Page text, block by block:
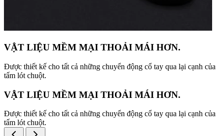
VẬT LIỆU MỀM MẠI THOẢI MÁI HƠN.
Được thiết kế cho tất cả những chuyển động cổ tay qua lại cạnh của
tấm lót chuột.
VẬT LIỆU MỀM MẠI THOẢI MÁI HƠN.
Được thiết kế cho tất cả những chuyển động cổ tay qua lại cạnh của
tấm lót chuột.